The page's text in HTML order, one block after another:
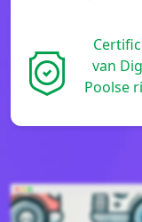
van
Poolse